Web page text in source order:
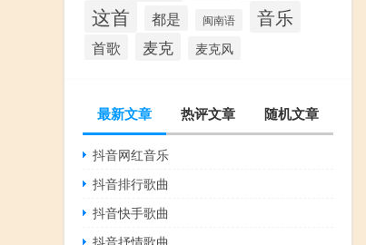
这首 都是 闽南语 音乐
首歌 麦克 麦克风
最新文章 热评文章 随机文章
抖音网红音乐
抖音排行歌曲
抖音快手歌曲
抖音抒情歌曲